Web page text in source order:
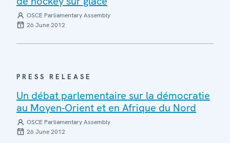
OSCE Parliamentary Assembly
26 June 2012
PRESS RELEASE
Un débat parlementaire sur la démocratie
au Moyen-Orient et en Afrique du Nord
OSCE Parliamentary Assembly
26 June 2012